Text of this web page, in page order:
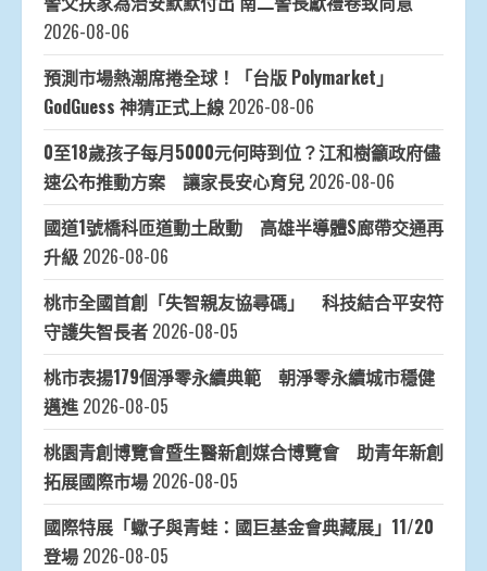
2026-08-06
預測市場熱潮席捲全球！「台版 Polymarket」
GodGuess 神猜正式上線 2026-08-06
0至18歲孩子每月5000元何時到位？江和樹籲政府儘
速公布推動方案 讓家長安心育兒 2026-08-06
國道1號橋科匝道動土啟動 高雄半導體S廊帶交通再
升級 2026-08-06
桃市全國首創「失智親友協尋碼」 科技結合平安符
守護失智長者 2026-08-05
桃市表揚179個淨零永續典範 朝淨零永續城市穩健
邁進 2026-08-05
桃園青創博覽會暨生醫新創媒合博覽會 助青年新創
拓展國際市場 2026-08-05
國際特展「蠍子與青蛙：國巨基金會典藏展」11/20
登場 2026-08-05